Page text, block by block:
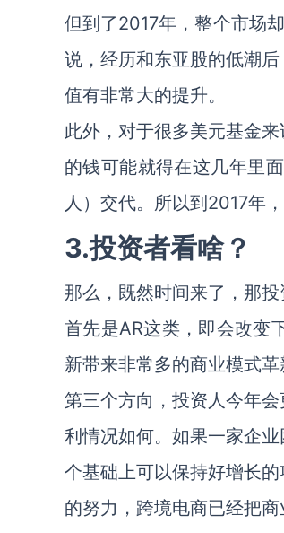
但到了2017年，整个市场
说，经历和东亚股的低潮
值有非常大的提升。
此外，对于很多美元基金
的钱可能就得在这几年里
人）交代。所以到2017年
3.投资者看啥？
那么，既然时间来了，那
首先是AR这类，即会改变
新带来非常多的商业模式革
第三个方向，投资人今年
利情况如何。如果一家企
个基础上可以保持好增长
的努力，跨境电商已经把